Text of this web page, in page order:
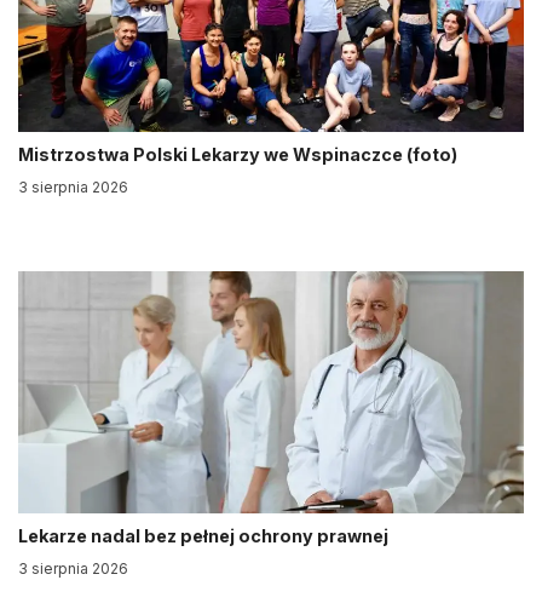
Mistrzostwa Polski Lekarzy we Wspinaczce (foto)
3 sierpnia 2026
Lekarze nadal bez pełnej ochrony prawnej
3 sierpnia 2026